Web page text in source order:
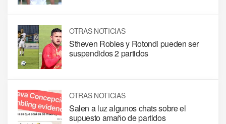
OTRAS NOTICIAS
Stheven Robles y Rotondi pueden ser
suspendidos 2 partidos
OTRAS NOTICIAS
Salen a luz algunos chats sobre el
supuesto amaño de partidos